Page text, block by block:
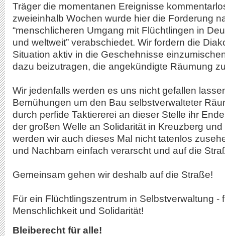
Träger die momentanen Ereignisse
zweieinhalb Wochen wurde hier die Forderung
“menschlicheren Umgang mit Flüchtlingen in
und weltweit” verabschiedet. Wir fordern die
Situation aktiv in die Geschehnisse
dazu beizutragen, die angekündigte Räumung
Wir jedenfalls werden es uns nicht gefallen
Bemühungen um den Bau selbstverwalteter
durch perfide Taktiererei an dieser Stelle ihr
der großen Welle an Solidarität in Kreuzberg
werden wir auch dieses Mal nicht tatenlos
und Nachbarn einfach verarscht und auf die
Gemeinsam gehen wir deshalb auf die Straße!
Für ein Flüchtlingszentrum in Selbstverwaltung -
Menschlichkeit und Solidarität!
Bleiberecht für alle!